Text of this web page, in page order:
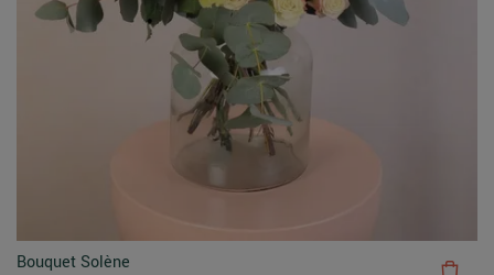
Bouquet Solène